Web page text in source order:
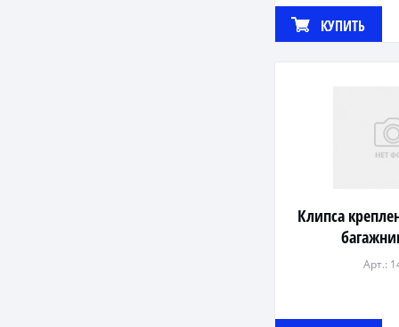
КУПИТЬ
Клипса
Арт.: